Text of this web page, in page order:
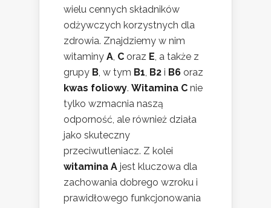
wielu cennych składników
odżywczych korzystnych dla
zdrowia. Znajdziemy w nim
witaminy A, C oraz E, a także z
grupy B, w tym B1, B2 i B6 oraz
kwas foliowy. Witamina C nie
tylko wzmacnia naszą
odporność, ale również działa
jako skuteczny
przeciwutleniacz. Z kolei
witamina A jest kluczowa dla
zachowania dobrego wzroku i
prawidłowego funkcjonowania